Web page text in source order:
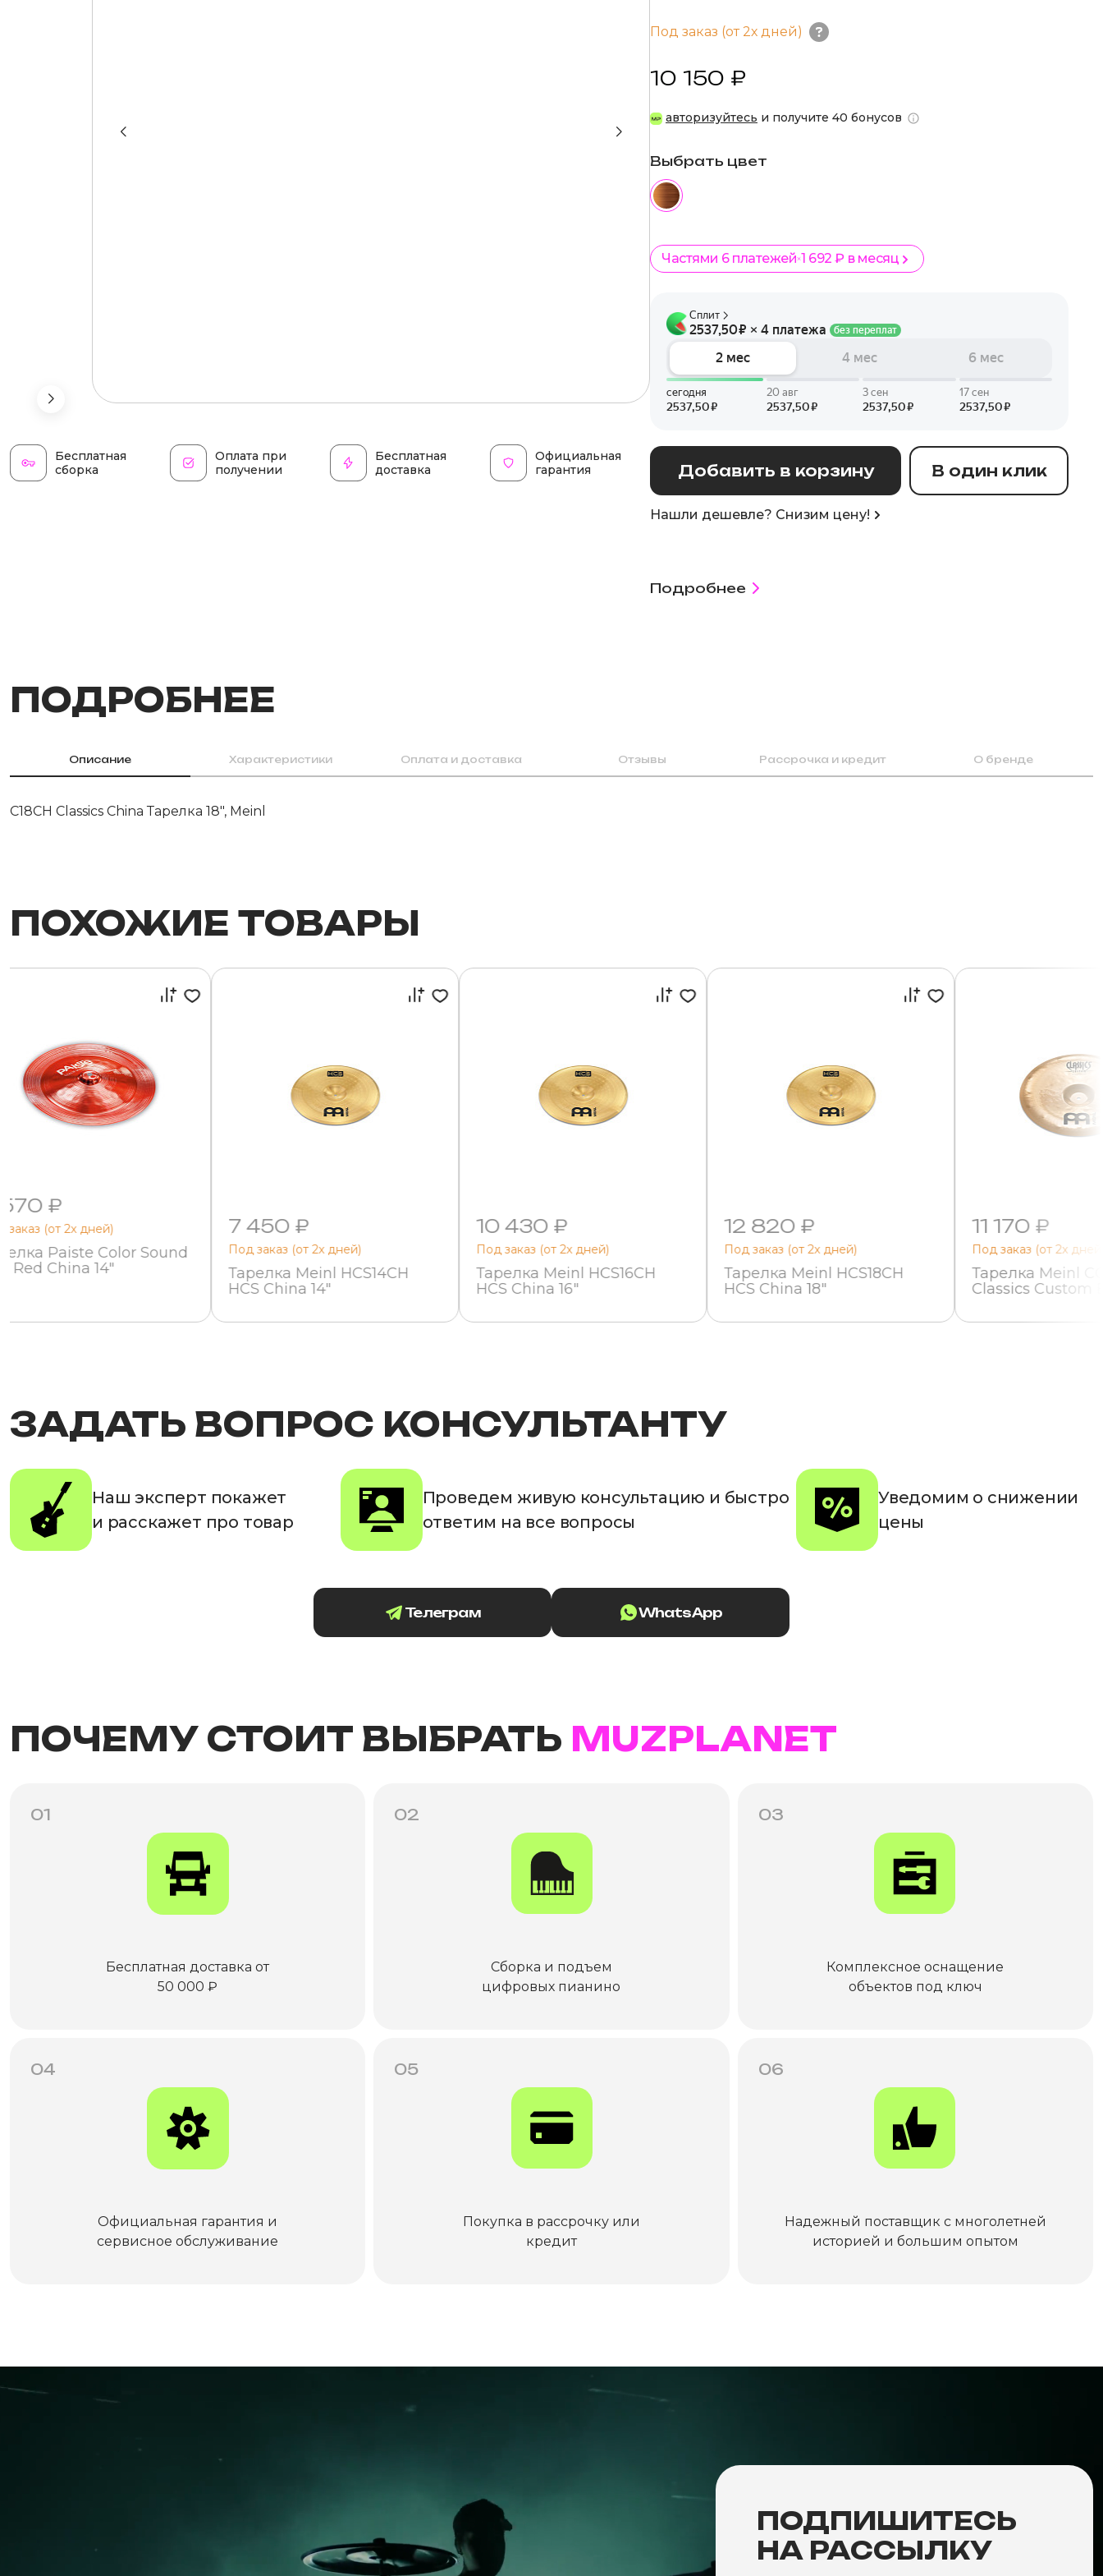
Бесплатная
сборка
Оплата при
получении
Бесплатная
доставка
Официальная
гарантия
Под заказ (от 2х дней)
10 150 ₽
авторизуйтесь и получите 40 бонусов
Выбрать цвет
Частями 6 платежей 1 692 ₽ в месяц
Добавить в корзину В один клик
Нашли дешевле? Снизим цену!
Подробнее
ПОДРОБНЕЕ
Описание Характеристики Оплата и доставка Отзывы Рассрочка и кредит О бренде
C18CH Classics China Тарелка 18", Meinl
ПОХОЖИЕ ТОВАРЫ
₽
заказ (от 2х дней)
Paiste Color Sound
Red China 14"
7 450 ₽
Под заказ (от 2х дней)
Тарелка Meinl HCS14CH
HCS China 14"
10 430 ₽
Под заказ (от 2х дней)
Тарелка Meinl HCS16CH
HCS China 16"
12 820 ₽
Под заказ (от 2х дней)
Тарелка Meinl HCS18CH
HCS China 18"
11 170 ₽
Под заказ (от 2х
Тарелка Meinl
Classics Custom
ЗАДАТЬ ВОПРОС КОНСУЛЬТАНТУ
Наш эксперт покажет
и расскажет про товар
Проведем живую консультацию и быстро
ответим на все вопросы
Уведомим о снижении
цены
Телеграм WhatsApp
ПОЧЕМУ СТОИТ ВЫБРАТЬ MUZPLANET
01
Бесплатная доставка от
50 000 ₽
02
Сборка и подъем
цифровых пианино
03
Комплексное оснащение
объектов под ключ
04
Официальная гарантия и
сервисное обслуживание
05
Покупка в рассрочку или
кредит
06
Надежный поставщик с многолетней
историей и большим опытом
ПОДПИШИТЕСЬ
НА РАССЫЛКУ